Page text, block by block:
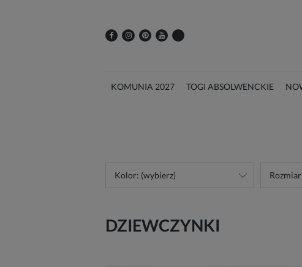
KOMUNIA 2027 TOGI ABSOLWENCKIE
Kolor: (wybierz)
DZIEWCZYNKI